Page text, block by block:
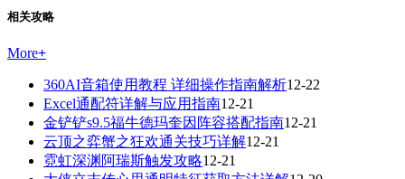
相关攻略
More+
360AI音箱使用教程 详细操作指南解析12-22
Excel通配符详解与应用指南12-21
金铲铲s9.5福牛德玛奎因阵容搭配指南12-21
云顶之弈蟹之狂欢通关技巧详解12-21
霓虹深渊阿瑞斯触发攻略12-21